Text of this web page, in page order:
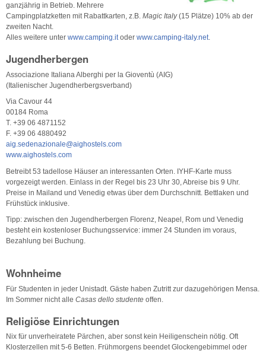
ganzjährig in Betrieb. Mehrere
Campingplatzketten mit Rabattkarten, z.B. Magic Italy(15 Plätze) 10% ab der
zweiten Nacht.
Alles weitere unter www.camping.itoder www.camping-italy.net.
Jugendherbergen
Associazione Italiana Alberghi per la Gioventù (AIG)
(Italienischer Jugendherbergsverband)
Via Cavour 44
00184 Roma
T. +39 06 4871152
F. +39 06 4880492
aig.sedenazionale@aighostels.com
www.aighostels.com
Betreibt 53 tadellose Häuser an interessanten Orten. IYHF-Karte muss
vorgezeigt werden. Einlass in der Regel bis 23 Uhr 30, Abreise bis 9 Uhr.
Preise in Mailand und Venedig etwas über dem Durchschnitt. Bettlaken und
Frühstück inklusive.
Tipp: zwischen den Jugendherbergen Florenz, Neapel, Rom und Venedig
besteht ein kostenloser Buchungsservice: immer 24 Stunden im voraus,
Bezahlung bei Buchung.
Wohnheime
Für Studenten in jeder Unistadt. Gäste haben Zutritt zur dazugehörigen Mensa.
Im Sommer nicht alle Casas dello studente offen.
Religiöse Einrichtungen
Nix für unverheiratete Pärchen, aber sonst kein Heiligenschein nötig. Oft
Klosterzellen mit 5-6 Betten. Frühmorgens beendet Glockengebimmel oder